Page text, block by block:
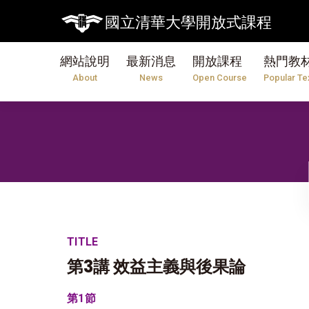
國立清華大學開放式課程
網站說明
About
最新消息
News
開放課程
Open Course
熱門教
Popular
TITLE
第3講 效益主義與後果論
第1節